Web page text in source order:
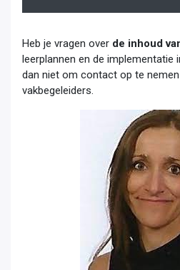
Heb je vragen over de inhoud
leerplannen en de implementatie
dan niet om contact op te
vakbegeleiders.